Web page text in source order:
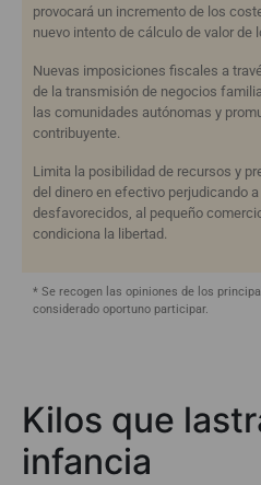
provocará un incremento de los
nuevo intento de cálculo de valor de
Nuevas imposiciones fiscales a
de la transmisión de negocios
las comunidades autónomas y
contribuyente.
Limita la posibilidad de recursos y
del dinero en efectivo perjudicando
desfavorecidos, al pequeño
condiciona la libertad.
* Se recogen las opiniones de los
considerado oportuno participar.
Kilos que
infancia